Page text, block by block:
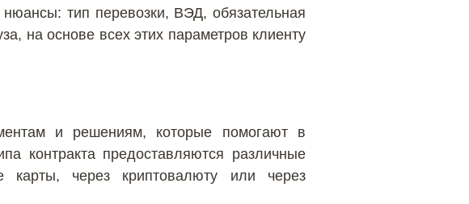
тип перевозки, ВЭД, обязательная
на основе всех этих параметров клиенту
и решениям, которые помогают в
контракта предоставляются различные
карты, через криптовалюту или через